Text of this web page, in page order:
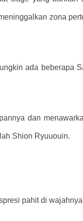
zona
ada beberapa
dan
Shion Ryuuouin.
pahit di